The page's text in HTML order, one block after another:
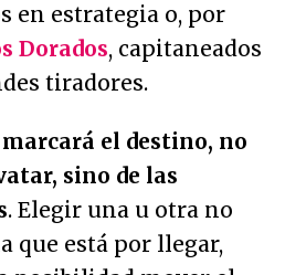
en estrategia o, por
Dorados, capitaneados
tiradores.
marcará el destino, no
sino de las
. Elegir una u otra no
que está por llegar,